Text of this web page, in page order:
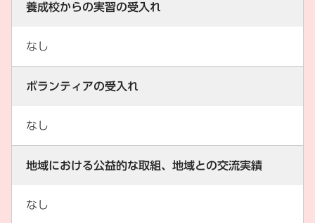
養成校からの実習の受入れ
なし
ボランティアの受入れ
なし
地域における公益的な取組、地域との交流実績
なし